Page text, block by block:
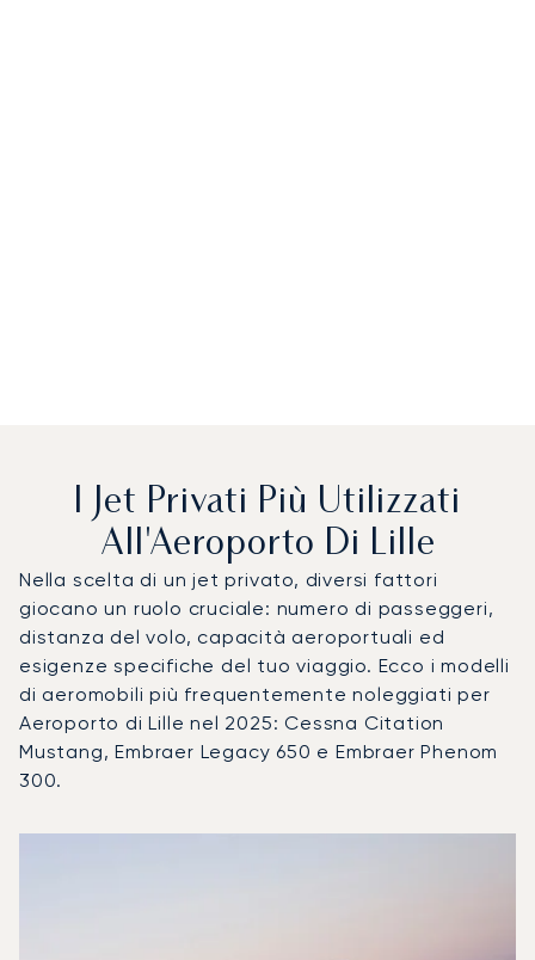
I Jet Privati Più Utilizzati
All'Aeroporto Di Lille
Nella scelta di un jet privato, diversi fattori
giocano un ruolo cruciale: numero di passeggeri,
distanza del volo, capacità aeroportuali ed
esigenze specifiche del tuo viaggio. Ecco i modelli
di aeromobili più frequentemente noleggiati per
Aeroporto di Lille nel 2025: Cessna Citation
Mustang, Embraer Legacy 650 e Embraer Phenom
300.